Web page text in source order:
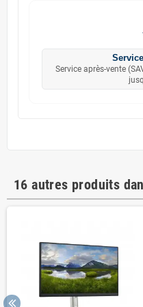
Service après-vente
16 autres produits